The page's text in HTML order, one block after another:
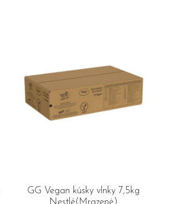
GG Vegan kúsky vlnky 7,5kg